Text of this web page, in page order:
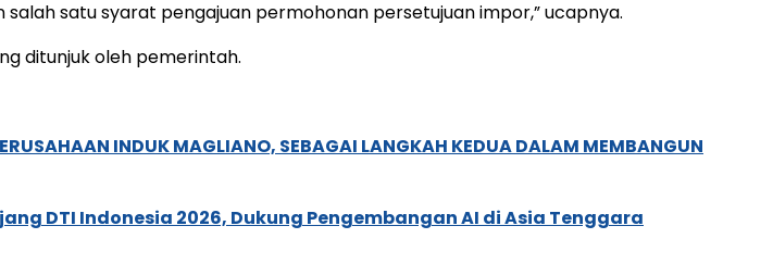
salah satu syarat pengajuan permohonan persetujuan impor,” ucapnya.
ditunjuk oleh pemerintah.
INDUK MAGLIANO, SEBAGAI LANGKAH KEDUA DALAM MEMBANGUN
DTI Indonesia 2026, Dukung Pengembangan AI di Asia Tenggara